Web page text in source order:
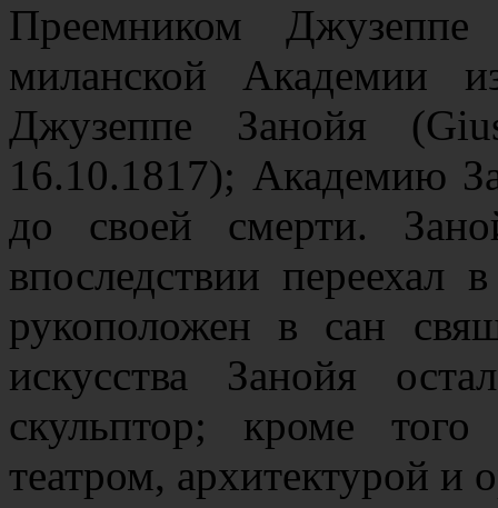
Преемником
миланской Академии
Джузеппе Занойя
16.10.1817); Академию
до своей смерти.
впоследствии
рукоположен в сан
искусства Занойя
скульптор; кроме
театром, архитектурой и